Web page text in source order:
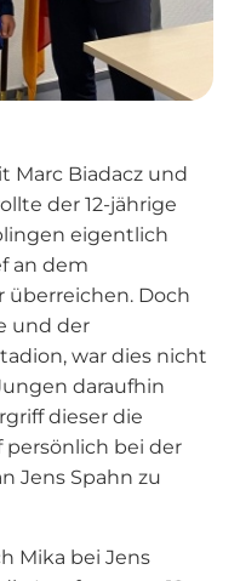
Marc Biadacz und
der 12-jährige
eigentlich
an dem
Doch
und der
war dies nicht
daraufhin
dieser die
bei der
Jens Spahn zu
Mika bei Jens